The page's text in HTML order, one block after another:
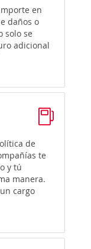
en
daños o
solo se
adicional
de
te
y tú
manera.
cargo